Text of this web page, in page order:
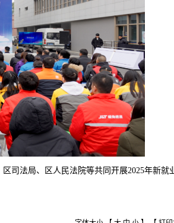
司法局、区人民法院等共同开展2025年新就